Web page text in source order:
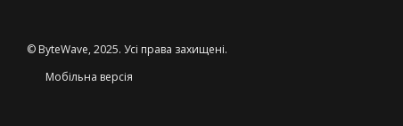
© ByteWave, 2025. Усі права захищені.
Мобільна версія